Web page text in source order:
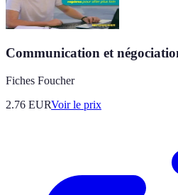
Communication et
Fiches Foucher
2.76 EURVoir le prix